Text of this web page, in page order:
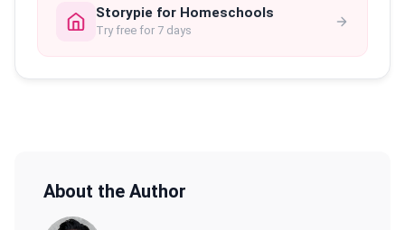
Storypie for Homeschools
Try free for 7 days
About the Author